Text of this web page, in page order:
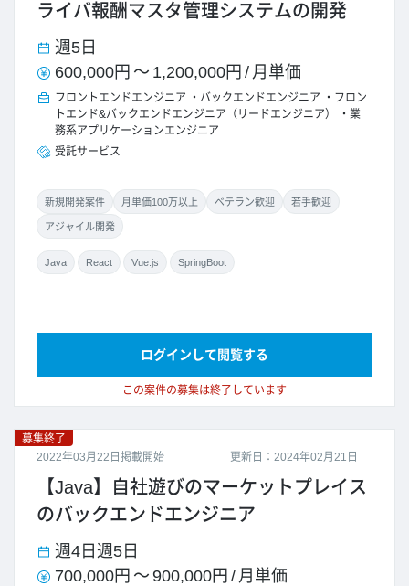
ライバ報酬マスタ管理システムの開発
週5日
600,000円 ～ 1,200,000円 / 月単価
フロントエンドエンジニア バックエンドエンジニア
フロン
トエンド&バックエンドエンジニア（リードエンジニア）
業
務系アプリケーションエンジニア
受託サービス
新規開発案件 月単価100万以上 ベテラン歓迎 若手歓迎
アジャイル開発
Java React Vue.js SpringBoot
この案件の募集は終了しています
ログインして閲覧する
更新日：2024年02月21日
募集終了
2022年03月22日掲載開始
【Java】自社遊びのマーケットプレイス
のバックエンドエンジニア
週4日 週5日
700,000円 ～ 900,000円 / 月単価